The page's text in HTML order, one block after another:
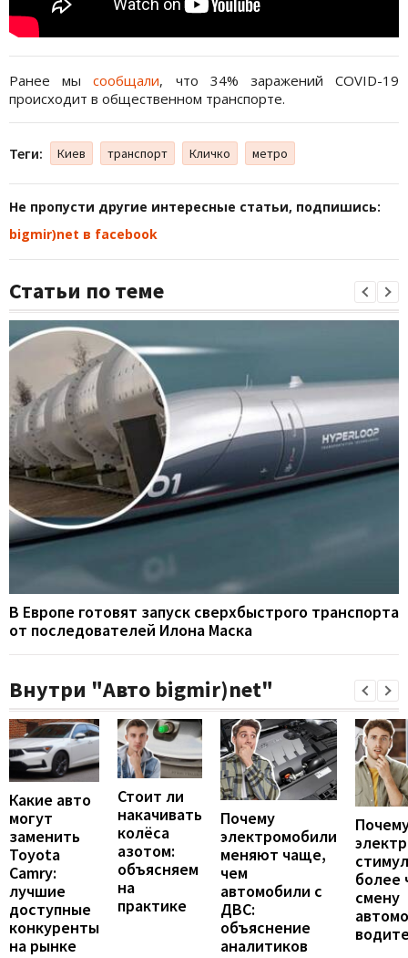
Ранее мысообщали, что 34% заражений COVID-19
происходит в общественном транспорте.
Теги: Киев транспорт Кличко метро
Не пропусти другие интересные статьи, подпишись:
bigmir)net в facebook
Статьи по теме
В Европе готовят запуск сверхбыстрого транспорта
от последователей Илона Маска
Внутри "Авто bigmir)net"
Какие авто
могут
заменить
Toyota
Camry:
лучшие
доступные
конкуренты
на рынке
Стоит ли
накачивать
колёса
азотом:
объясняем
на
практике
Почему
электромобили
меняют чаще,
чем
автомобили с
ДВС:
объяснение
аналитиков
более
смену